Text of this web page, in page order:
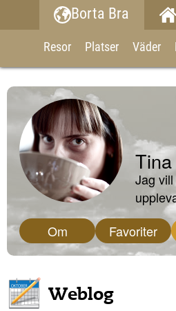
Borta Bra
Resor Platser Väder
Jag
Om
Favoriter
Weblog